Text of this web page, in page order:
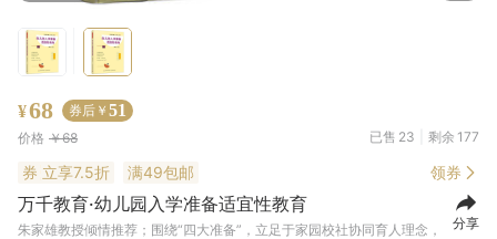
¥68 券后￥ 51
价格 ￥68 已售 23 剩余 177
券 立享7.5折 满49包邮 领券
万千教育·幼儿园入学准备适宜性教育
朱家雄教授倾情推荐；围绕“四大准备”，立足于家园校社协同育人理念，
分享